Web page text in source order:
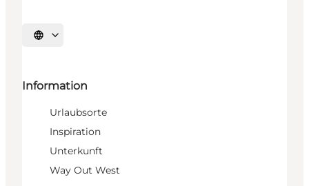
Sprache auswählen
Information
Urlaubsorte
Inspiration
Unterkunft
Way Out West